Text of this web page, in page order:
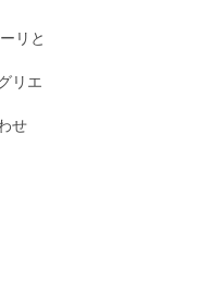
リと
リエ
せ